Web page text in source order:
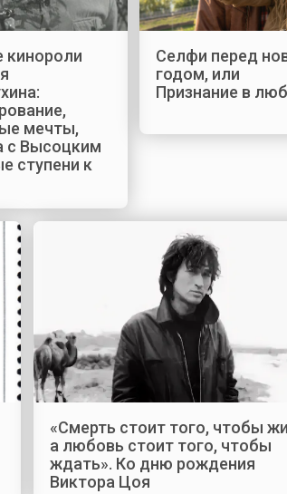
кинороли
мечты,
с Высоцким
ступени к
Селфи перед
годом, или
Признание в
«Смерть стоит того, чтобы
а любовь стоит того, чтобы
ждать». Ко дню рождения
Виктора Цоя